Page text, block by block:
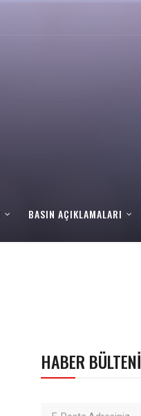
BASIN AÇIKLAMALARI
HABER BÜLTENI